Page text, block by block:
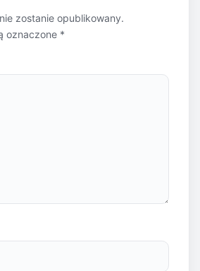
zostanie opublikowany.
oznaczone *